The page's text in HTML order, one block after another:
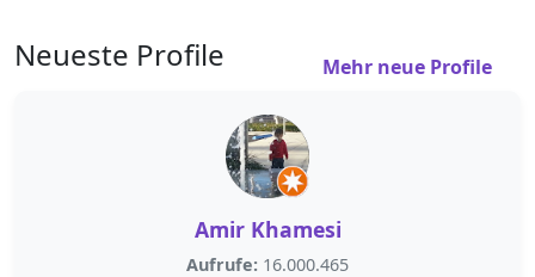
Neueste Profile Mehr neue Profile
Amir Khamesi
Aufrufe: 16.000.465